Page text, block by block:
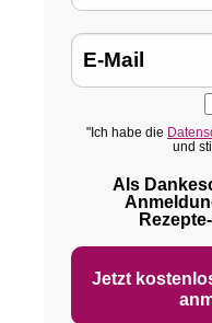
"Ich habe die
und
Als
Jetzt